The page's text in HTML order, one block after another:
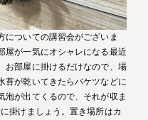
ついての講習会がございま
屋が一気にオシャレになる最近
お部屋に掛けるだけなので、場
苔が乾いてきたらバケツなどに
泡が出てくるので、それが収ま
掛けましょう。置き場所はカ